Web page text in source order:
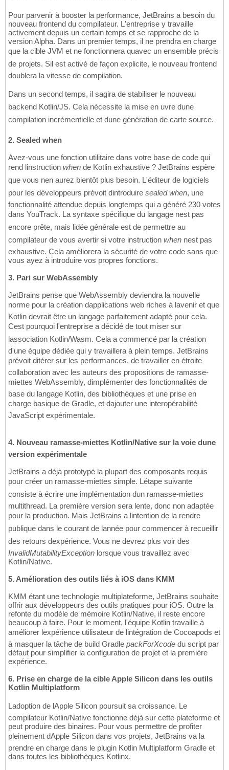
Pour parvenir à booster la performance, JetBrains a besoin du
nouveau frontend du compilateur. L'entreprise y travaille
activement depuis un certain temps et se rapproche de la
version Alpha. Dans un premier temps, il ne prendra en charge
que la cible JVM et ne fonctionnera quavec un ensemble précis
de projets. Sil est activé de façon explicite, le nouveau frontend
doublera la vitesse de compilation.
Dans un second temps, il sagira de stabiliser le nouveau
backend Kotlin/JS. Cela nécessite la mise en uvre dune
compilation incrémentielle et dune génération de carte source.
2. Sealed when
Avez-vous une fonction utilitaire dans votre base de code qui
rend linstruction when de Kotlin exhaustive ? JetBrains espère
que vous nen aurez bientôt plus besoin. L'éditeur de logiciels
pour les développeurs prévoit dintroduire sealed when, une
fonctionnalité attendue depuis longtemps qui a généré 230 votes
dans YouTrack. La syntaxe spécifique du langage nest pas
encore prête, mais lidée générale est de permettre au
compilateur de vous avertir si votre instruction when nest pas
exhaustive. Cela améliorera la sécurité de votre code sans que
vous ayez à introduire vos propres fonctions.
3. Pari sur WebAssembly
JetBrains pense que WebAssembly deviendra la nouvelle
norme pour la création dapplications web riches à lavenir et que
Kotlin devrait être un langage parfaitement adapté pour cela.
Cest pourquoi l'entreprise a décidé de tout miser sur
lassociation Kotlin/Wasm. Cela a commencé par la création
d'une équipe dédiée qui y travaillera à plein temps. JetBrains
prévoit ditérer sur les performances, de travailler en étroite
collaboration avec les auteurs des propositions de ramasse-
miettes WebAssembly, dimplémenter des fonctionnalités de
base du langage Kotlin, des bibliothèques et une prise en
charge basique de Gradle, et dajouter une interopérabilité
JavaScript expérimentale.
4. Nouveau ramasse-miettes Kotlin/Native sur la voie dune
version expérimentale
JetBrains a déjà prototypé la plupart des composants requis
pour créer un ramasse-miettes simple. Létape suivante
consiste à écrire une implémentation dun ramasse-miettes
multithread. La première version sera lente, donc non adaptée
pour la production. Mais JetBrains a lintention de la rendre
publique dans le courant de lannée pour commencer à recueillir
des retours dexpérience. Vous ne devrez plus voir des
InvalidMutabilityException lorsque vous travaillez avec
Kotlin/Native.
5. Amélioration des outils liés à iOS dans KMM
KMM étant une technologie multiplateforme, JetBrains souhaite
offrir aux développeurs des outils pratiques pour iOS. Outre la
refonte du modèle de mémoire Kotlin/Native, il reste encore
beaucoup à faire. Pour le moment, l'équipe Kotlin travaille à
améliorer lexpérience utilisateur de lintégration de Cocoapods et
à masquer la tâche de build Gradle packForXcode du script par
défaut pour simplifier la configuration de projet et la première
expérience.
6. Prise en charge de la cible Apple Silicon dans les outils
Kotlin Multiplatform
Ladoption de lApple Silicon poursuit sa croissance. Le
compilateur Kotlin/Native fonctionne déjà sur cette plateforme et
peut produire des binaires. Pour vous permettre de profiter
pleinement dApple Silicon dans vos projets, JetBrains va la
prendre en charge dans le plugin Kotlin Multiplatform Gradle et
dans toutes les bibliothèques Kotlinx.